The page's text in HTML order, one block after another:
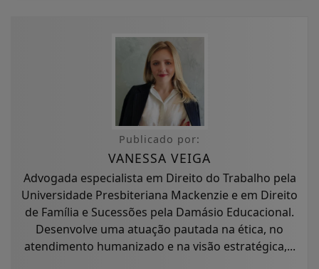
Publicado por:
VANESSA VEIGA
Advogada especialista em Direito do Trabalho pela
Universidade Presbiteriana Mackenzie e em Direito
de Família e Sucessões pela Damásio Educacional.
Desenvolve uma atuação pautada na ética, no
atendimento humanizado e na visão estratégica,...